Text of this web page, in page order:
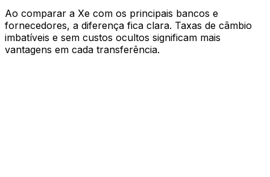
Ao comparar a Xe com os principais bancos e
fornecedores, a diferença fica clara. Taxas de câmbio
imbatíveis e sem custos ocultos significam mais
vantagens em cada transferência.